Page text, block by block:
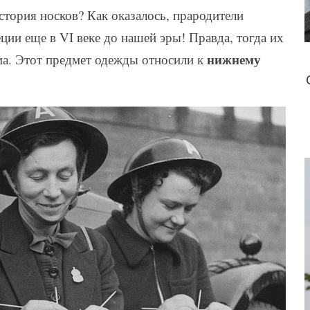
носков? Как оказалось, прародители
еще в VI веке до нашей эры! Правда, тогда их
Этот предмет одежды относили к нижнему